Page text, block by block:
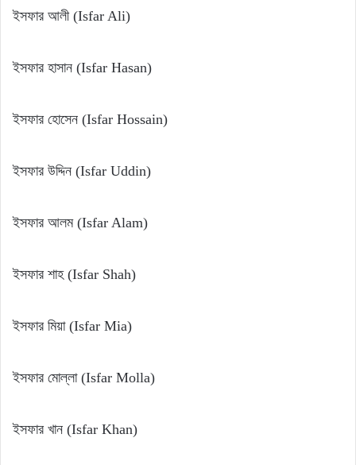
ইসফার আলী (Isfar Ali)
ইসফার হাসান (Isfar Hasan)
ইসফার হোসেন (Isfar Hossain)
ইসফার উদ্দিন (Isfar Uddin)
ইসফার আলম (Isfar Alam)
ইসফার শাহ (Isfar Shah)
ইসফার মিয়া (Isfar Mia)
ইসফার মোল্লা (Isfar Molla)
ইসফার খান (Isfar Khan)